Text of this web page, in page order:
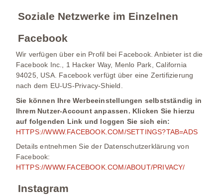
Soziale Netzwerke im Einzelnen
Facebook
Wir verfügen über ein Profil bei Facebook. Anbieter ist die
Facebook Inc., 1 Hacker Way, Menlo Park, California
94025, USA. Facebook verfügt über eine Zertifizierung
nach dem EU-US-Privacy-Shield.
Sie können Ihre Werbeeinstellungen selbstständig in
Ihrem Nutzer-Account anpassen. Klicken Sie hierzu
auf folgenden Link und loggen Sie sich ein:
HTTPS://WWW.FACEBOOK.COM/SETTINGS?TAB=ADS
Details entnehmen Sie der Datenschutzerklärung von
Facebook:
HTTPS://WWW.FACEBOOK.COM/ABOUT/PRIVACY/
Instagram